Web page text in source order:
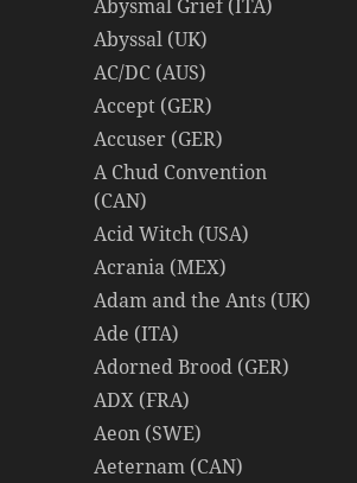
Abysmal Grief (ITA)
Abyssal (UK)
AC/DC (AUS)
Accept (GER)
Accuser (GER)
A Chud Convention
(CAN)
Acid Witch (USA)
Acrania (MEX)
Adam and the Ants (UK)
Ade (ITA)
Adorned Brood (GER)
ADX (FRA)
Aeon (SWE)
Aeternam (CAN)